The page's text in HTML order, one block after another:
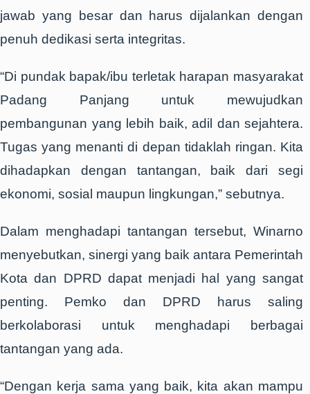
jawab yang besar dan harus dijalankan dengan
penuh dedikasi serta integritas.
“Di pundak bapak/ibu terletak harapan masyarakat
Padang Panjang untuk mewujudkan
pembangunan yang lebih baik, adil dan sejahtera.
Tugas yang menanti di depan tidaklah ringan. Kita
dihadapkan dengan tantangan, baik dari segi
ekonomi, sosial maupun lingkungan,” sebutnya.
Dalam menghadapi tantangan tersebut, Winarno
menyebutkan, sinergi yang baik antara Pemerintah
Kota dan DPRD dapat menjadi hal yang sangat
penting. Pemko dan DPRD harus saling
berkolaborasi untuk menghadapi berbagai
tantangan yang ada.
“Dengan kerja sama yang baik, kita akan mampu